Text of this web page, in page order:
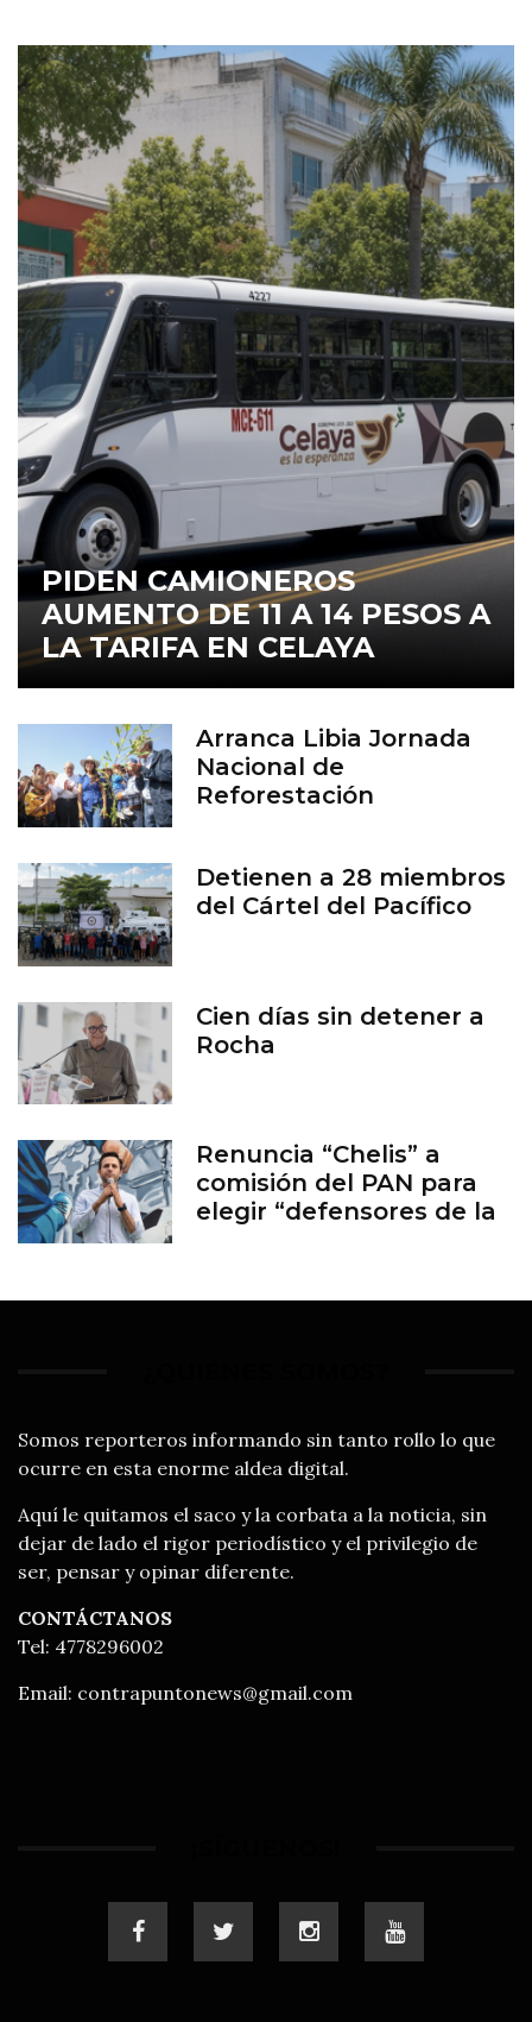
PIDEN CAMIONEROS
AUMENTO DE 11 A 14 PESOS A
LA TARIFA EN CELAYA
Arranca Libia Jornada
Nacional de
Reforestación
Detienen a 28 miembros
del Cártel del Pacífico
Cien días sin detener a
Rocha
Renuncia “Chelis” a
comisión del PAN para
elegir “defensores de la
Somos reporteros informando sin tanto rollo lo que
ocurre en esta enorme aldea digital.
Aquí le quitamos el saco y la corbata a la noticia, sin
dejar de lado el rigor periodístico y el privilegio de
ser, pensar y opinar diferente.
CONTÁCTANOS
Tel: 4778296002
Email: contrapuntonews@gmail.com